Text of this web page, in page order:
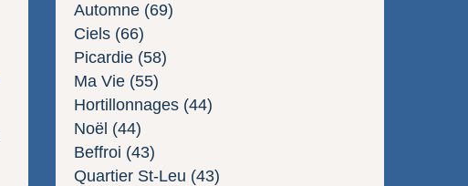
Automne (69)
Ciels (66)
Picardie (58)
Ma Vie (55)
Hortillonnages (44)
Noël (44)
Beffroi (43)
Quartier St-Leu (43)